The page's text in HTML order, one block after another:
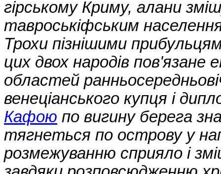
гірському Криму, алани
тавроськіфським
Трохи пізнішими
цих двох народів пов'язане
областей
венеціанського купця і
Кафою по вигину берега
тягнеться по острову у
розмежуванню сприяло і